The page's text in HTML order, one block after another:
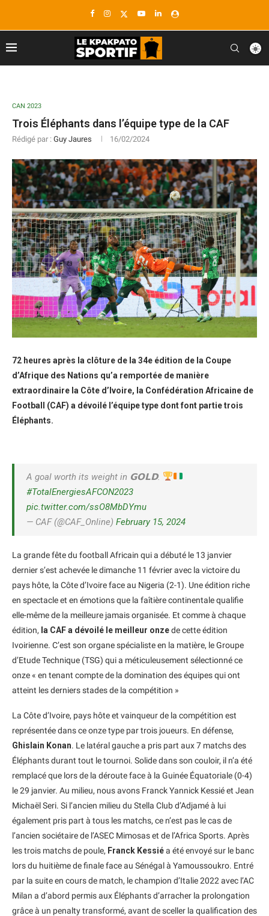
CAN 2023
Trois Éléphants dans l’équipe type de la CAF
Rédigé par : Guy Jaures 16/02/2024
72 heures après la clôture de la 34e édition de la Coupe
d’Afrique des Nations qu’a remportée de manière
extraordinaire la Côte d’Ivoire, la Confédération Africaine de
Football (CAF) a dévoilé l’équipe type dont font partie trois
Éléphants.
A goal worth its weight in 𝗚𝗢𝗟𝗗.
#TotalEnergiesAFCON2023
pic.twitter.com/ssO8MbDYmu
— CAF (@CAF_Online) February 15, 2024
La grande fête du football Africain qui a débuté le 13 janvier
dernier s’est achevée le dimanche 11 février avec la victoire du
pays hôte, la Côte d’Ivoire face au Nigeria (2-1). Une édition riche
en spectacle et en émotions que la faîtière continentale qualifie
elle-même de la meilleure jamais organisée. Et comme à chaque
édition, la CAF a dévoilé le meilleur onzede cette édition
Ivoirienne. C’est son organe spécialiste en la matière, le Groupe
d’Etude Technique (TSG) qui a méticuleusement sélectionné ce
onze « en tenant compte de la domination des équipes qui ont
atteint les derniers stades de la compétition »
La Côte d’Ivoire, pays hôte et vainqueur de la compétition est
représentée dans ce onze type par trois joueurs. En défense,
Ghislain Konan. Le latéral gauche a pris part aux 7 matchs des
Éléphants durant tout le tournoi. Solide dans son couloir, il n’a été
remplacé que lors de la déroute face à la Guinée Équatoriale (0-4)
le 29 janvier. Au milieu, nous avons Franck Yannick Kessié et Jean
Michaël Seri. Si l’ancien milieu du Stella Club d’Adjamé à lui
également pris part à tous les matchs, ce n’est pas le cas de
l’ancien sociétaire de l’ASEC Mimosas et de l’Africa Sports. Après
les trois matchs de poule, Franck Kessiéa été envoyé sur le banc
lors du huitième de finale face au Sénégal à Yamoussoukro. Entré
par la suite en cours de match, le champion d’Italie 2022 avec l’AC
Milan a d’abord permis aux Éléphants d’arracher la prolongation
grâce à un penalty transformé, avant de sceller la qualification des